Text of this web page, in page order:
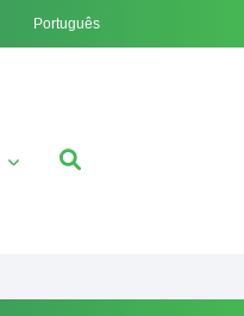
Português